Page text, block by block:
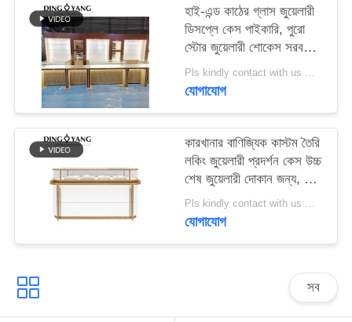
PRIVACY
POLICY
হাই-এন্ড কাঠের গ্লাস জুয়েলারী
ডিসপ্লে কেস পাইকারি, পুরো
স্টোর জুয়েলারী শোকেস সরবরাহ
করুন 3 ডি ডিজাইনিং পরিষেবা Pls kindly contact with us MOQ:1 দোকান বা 5 সেট / লাক্সারি জুয়েলারী স্টোর ফার্নিচার
যোগাযোগ
কারখানার বাণিজ্যিক কাস্টম তৈরি
লকিং জুয়েলারী প্রদর্শন কেস উচ্চ
শেষ জুয়েলারী দোকান জন্য, উচ্চ
মানের উপাদান থেকে তৈরি
Pls kindly contact with us MOQ:1 দোকান বা 5 সেট / লাক্সারি জুয়েলারী স্টোর ফার্নিচার
যোগাযোগ
সব